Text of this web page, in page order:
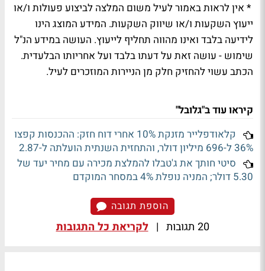
* אין לראות באמור לעיל משום המלצה לביצוע פעולות ו/או
ייעוץ השקעות ו/או שיווק השקעות. המידע המוצג הינו
לידיעה בלבד ואינו מהווה תחליף לייעוץ. העושה במידע הנ"ל
שימוש - עושה זאת על דעתו בלבד ועל אחריותו הבלעדית.
הכתב עשוי להחזיק חלק מן הניירות המוזכרים לעיל.
קיראו עוד ב"גלובל"
קלאודפלייר מזנקת 10% אחרי דוח חזק: ההכנסות קפצו
36% ל-696 מיליון דולר, והתחזית השנתית הועלתה ל-2.87
סיטי חותך את ג'טבלו להמלצת מכירה עם מחיר יעד של
5.30 דולר; המניה נופלת 4% במסחר המוקדם
הוספת תגובה
20 תגובות | לקריאת כל התגובות